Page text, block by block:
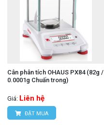
Cân phân tích OHAUS PX84 (82g /
0.0001g Chuấn trong)
Giá: Liên hệ
ĐẶT MUA